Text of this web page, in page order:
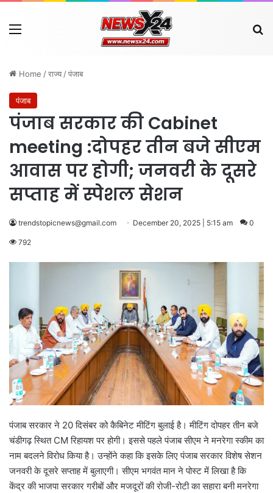
Menu
Home /राज्य /पंजाब
पंजाब
पंजाब सरकार की Cabinet
meeting :दोपहर तीन बजे सीएम
आवास पर होगी; जनवरी के दूसरे
सप्ताह में स्पेशल सेशन
trendstopicnews@gmail.com December 20, 2025 | 5:15 am 0
792
पंजाब सरकार ने 20 दिसंबर को कैबिनेट मीटिंग बुलाई है। मीटिंग दोपहर तीन बजे
चंडीगढ़ स्थित CM रिहायश पर होगी। इससे पहले पंजाब सीएम ने मनरेगा स्कीम का
नाम बदलने विरोध किया है। उन्होंने कहा कि इसके लिए पंजाब सरकार विशेष सेशन
जनवरी के दूसरे सप्ताह में बुलाएगी। सीएम भगवंत मान ने पोस्ट में लिखा है कि
केंद्र की भाजपा सरकार गरीबों और मजदूरों की रोजी-रोटी का सहारा बनी मनरेगा